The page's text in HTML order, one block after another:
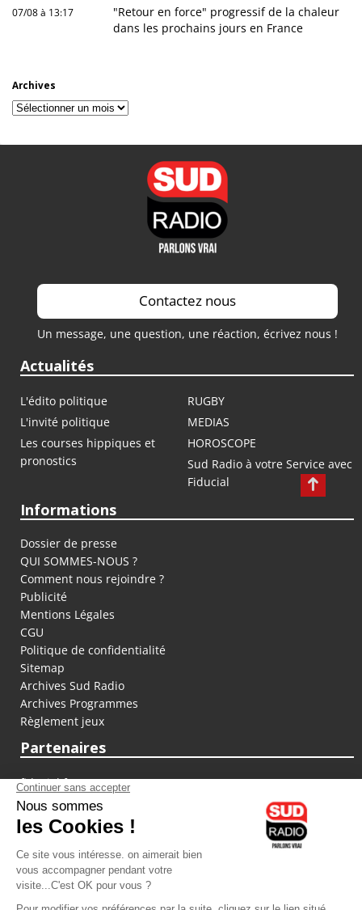
07/08 à 13:17
"Retour en force" progressif de la chaleur
dans les prochains jours en France
Archives
Archives
Contactez nous
Un message, une question, une réaction, écrivez nous !
Actualités
L'édito politique
RUGBY
L'invité politique
MEDIAS
Les courses hippiques et
pronostics
HOROSCOPE
Sud Radio à votre Service avec
Fiducial
Informations
Dossier de presse
QUI SOMMES-NOUS ?
Comment nous rejoindre ?
Publicité
Mentions Légales
CGU
Politique de confidentialité
Sitemap
Archives Sud Radio
Archives Programmes
Règlement jeux
Partenaires
fiducial.fr
lyoncapitale.fr
olympique-et-lyonnais.com
L'application Iphone / Android
Téléchargez l'application